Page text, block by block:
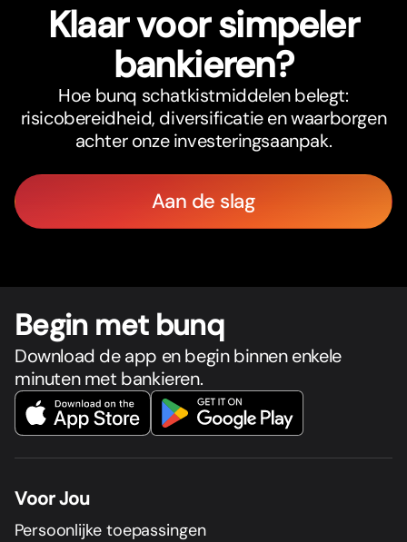
Klaar voor simpeler
bankieren?
Hoe bunq schatkistmiddelen belegt:
risicobereidheid, diversificatie en waarborgen
achter onze investeringsaanpak.
Aan de slag
Begin met bunq
Download de app en begin binnen enkele
minuten met bankieren.
Voor Jou
Persoonlijke toepassingen